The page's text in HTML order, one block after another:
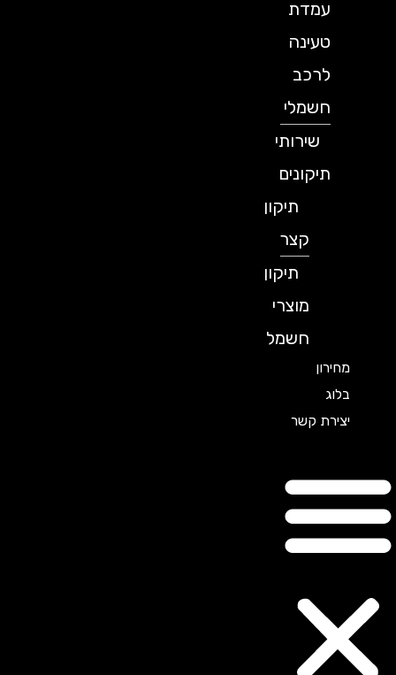
עמדת
טעינה
לרכב
חשמלי
שירותי
תיקונים
תיקון
תיקון
מוצרי
חשמל
מחירון
יצירת קשר